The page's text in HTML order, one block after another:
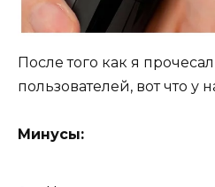
После того как я
пользователей, вот что у
Минусы: